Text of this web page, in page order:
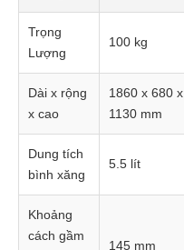
Trọng
Lượng
100 kg
Dài x rộng
x cao
1860 x 680 x
1130 mm
Dung tích
bình xăng
5.5 lít
Khoảng
cách gầm
145 mm